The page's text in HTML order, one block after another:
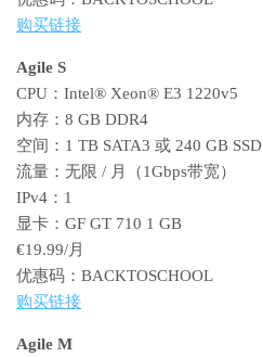
购买链接
Agile S
CPU：Intel® Xeon® E3 1220v5
内存：8 GB DDR4
空间：1 TB SATA3 或 240 GB SSD
流量：无限 / 月（1Gbps带宽）
IPv4：1
显卡：GF GT 710 1 GB
€19.99/月
优惠码：BACKTOSCHOOL
购买链接
Agile M